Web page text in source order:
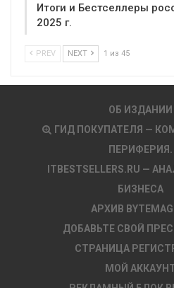
Итоги и Бестселлеры
2025 г.
PREV NEXT 1 из 45
ОБ ИЗДАНИИ
ГИД ПОКУПАТЕЛЯ —
ПЕРИФЕРИЯ.
ITBESTSELLERS.RU —
БИЗНЕСА
АРХИВ
ДОБАВЬТЕ СВОЙ
СТРАНИЦА
МОЙ